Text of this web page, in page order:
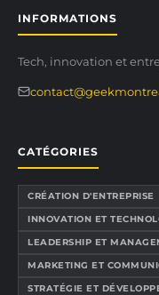
INFORMATIONS
Tech, innovation et
CATÉGORIES
CRÉATION D'ENTREPRISE
INNOVATION ET
LEADERSHIP ET
MARKETING ET
STRATÉGIE ET